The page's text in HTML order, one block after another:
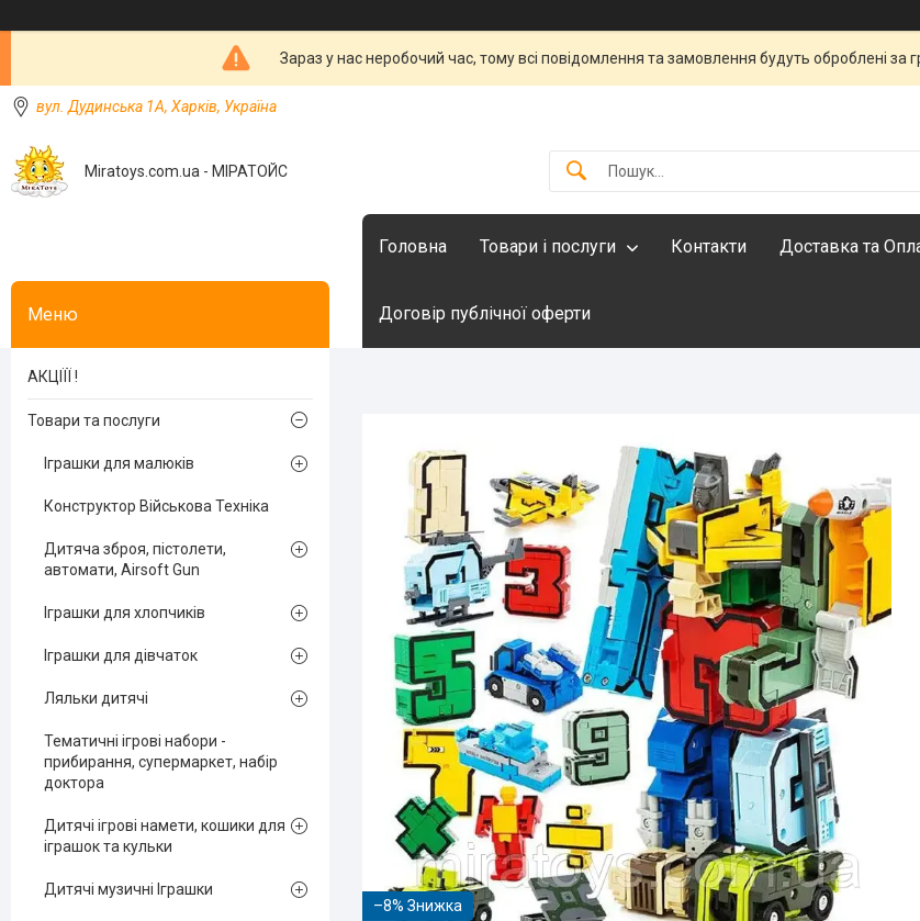
Зараз у нас неробочий час, тому всі повідомлення та замовлення будуть оброблені за
вул. Дудинська 1А, Харків, Україна
Miratoys.com.ua - МІРАТОЙС
Головна Товари і послуги Контакти Доставка та
Договір публічної оферти
–8%
АКЦІЇЇ !
Товари та послуги
Іграшки для малюків
Конструктор Військова Техніка
Дитяча зброя, пістолети,
автомати, Airsoft Gun
Іграшки для хлопчиків
Іграшки для дівчаток
Ляльки дитячі
Тематичні ігрові набори -
прибирання, супермаркет, набір
доктора
Дитячі ігрові намети, кошики для
іграшок та кульки
Дитячі музичні Іграшки